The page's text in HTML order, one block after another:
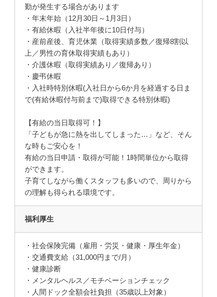
勤が発生する場合があります
・年末年始（12月30日～1月3日）
・有給休暇（入社半年後に10日付与）
・産前産後、育児休業（取得実績多数／復帰8割以
上／男性の育休取得実績もあり）
・介護休暇（取得実績あり／復帰あり）
・慶弔休暇
・入社時特別休暇(入社日から6か月を経過する日ま
で(有給休暇付与前まで)取得できる特別休暇)
【有給の当日取得可！】
「子どもが急に熱を出してしまった…」など、そん
な時もご安心を！
有給の当日申請・取得が可能！1時間単位から取得
ができます。
子育てしながら働くスタッフも多いので、周りから
の理解も得られる環境です。
福利厚生
・社会保険完備（雇用・労災・健康・厚生年金）
・交通費支給（31,000円まで/月）
・健康診断
・メンタルヘルス／モチベーションチェック
・人間ドック全額会社負担（35歳以上対象）